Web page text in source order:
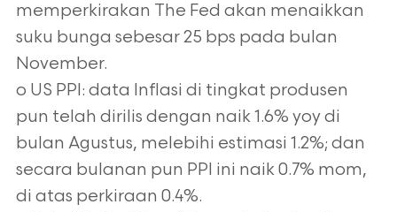
memperkirakan The Fed akan menaikkan
suku bunga sebesar 25 bps pada bulan
November.
o US PPI: data Inflasi di tingkat produsen
pun telah dirilis dengan naik 1.6% yoy di
bulan Agustus, melebihi estimasi 1.2%; dan
secara bulanan pun PPI ini naik 0.7% mom,
di atas perkiraan 0.4%.